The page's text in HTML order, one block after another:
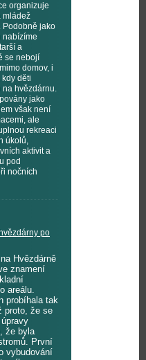
organizuje
mládež
Podobně jako
nabízíme
a
se nebojí
domov, i
kdy děti
na hvězdárnu.
jako
však není
ale
rekreaci
úkolů,
aktivit a
pod
nočních
po
Hvězdárně
znamení
areálu.
probíhala tak
proto, že se
že byla
První
vybudování